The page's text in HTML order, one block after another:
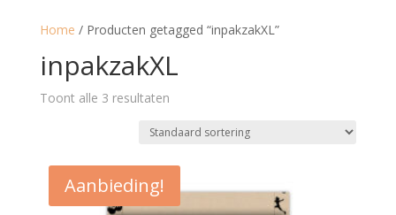
Home / Producten getagged “inpakzakXL”
inpakzakXL
Toont alle 3 resultaten
Aanbieding!